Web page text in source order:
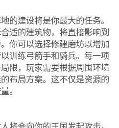
的建设将是你最大的任务。
适的建筑物，将直接影响到
你可以选择修建磨坊以增加
训练弓箭手和骑兵。每一项
限，玩家需要根据周围环境
布局方案。这不仅是资源的
。